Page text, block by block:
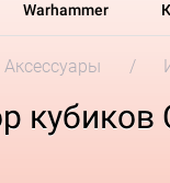
Warhammer
Аксессуары
кубиков